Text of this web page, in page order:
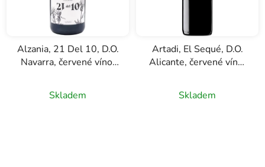
Alzania, 21 Del 10, D.O.
Navarra, červené víno,
Skladem
Artadi, El Sequé, D.O.
Alicante, červené víno,
Skladem